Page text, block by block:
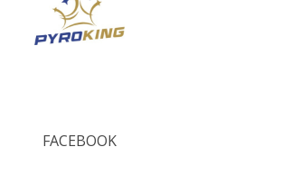
FACEBOOK